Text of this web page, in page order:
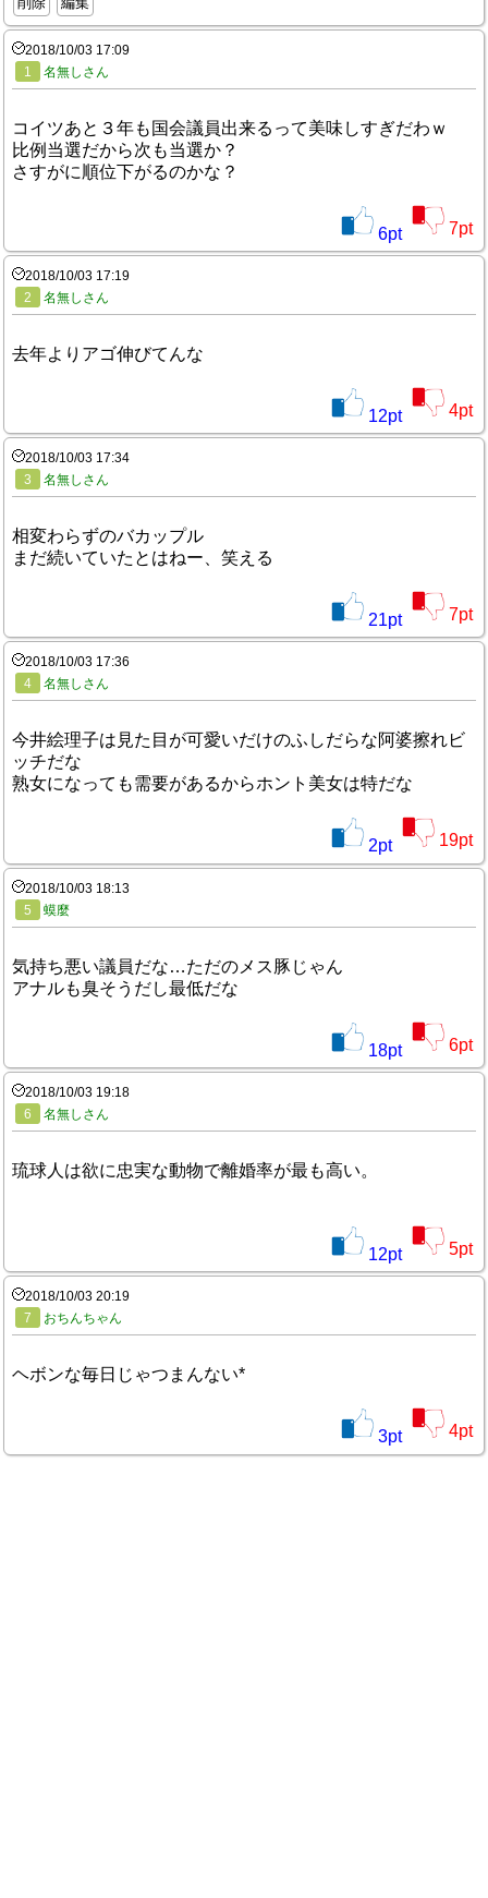
2018/10/03 17:09
1
名無しさん
コイツあと３年も国会議員出来るって美味しすぎだわｗ
比例当選だから次も当選か？
さすがに順位下がるのかな？
6pt 7pt
2018/10/03 17:19
2
名無しさん
去年よりアゴ伸びてんな
12pt 4pt
2018/10/03 17:34
3
名無しさん
相変わらずのバカップル
まだ続いていたとはねー、笑える
21pt 7pt
2018/10/03 17:36
4
名無しさん
今井絵理子は見た目が可愛いだけのふしだらな阿婆擦れビ
ッチだな
熟女になっても需要があるからホント美女は特だな
2pt 19pt
2018/10/03 18:13
5
蟆麼
気持ち悪い議員だな…ただのメス豚じゃん
アナルも臭そうだし最低だな
18pt 6pt
2018/10/03 19:18
6
名無しさん
琉球人は欲に忠実な動物で離婚率が最も高い。
12pt 5pt
2018/10/03 20:19
7
おちんちゃん
ヘボンな毎日じゃつまんない*
3pt 4pt